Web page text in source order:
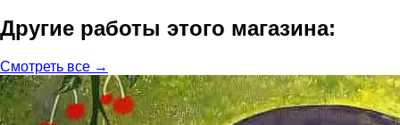
Другие работы этого магазина:
Смотреть все →